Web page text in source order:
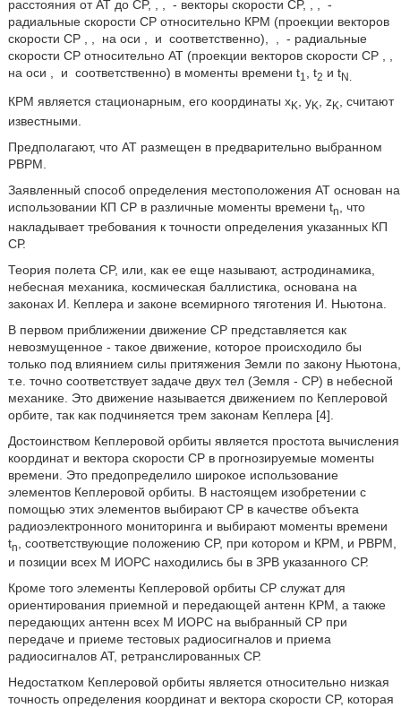
расстояния от AT до CP, , , - векторы скорости CP, , , -
радиальные скорости CP относительно КРМ (проекции векторов
скорости CP , , на оси , и соответственно), , - радиальные
скорости CP относительно AT (проекции векторов скорости CP , ,
на оси , и соответственно) в моменты времени t1 , t2 и tN.
КРМ является стационарным, его координаты xK , yK , zK
, считают
известными.
Предполагают, что AT размещен в предварительно выбранном
РВРМ.
Заявленный способ определения местоположения AT основан на
использовании КП CP в различные моменты времени tn
, что
накладывает требования к точности определения указанных КП
СР.
Теория полета CP, или, как ее еще называют, астродинамика,
небесная механика, космическая баллистика, основана на
законах И. Кеплера и законе всемирного тяготения И. Ньютона.
В первом приближении движение CP представляется как
невозмущенное - такое движение, которое происходило бы
только под влиянием силы притяжения Земли по закону Ньютона,
т.е. точно соответствует задаче двух тел (Земля - CP) в небесной
механике. Это движение называется движением по Кеплеровой
орбите, так как подчиняется трем законам Кеплера [4].
Достоинством Кеплеровой орбиты является простота вычисления
координат и вектора скорости CP в прогнозируемые моменты
времени. Это предопределило широкое использование
элементов Кеплеровой орбиты. В настоящем изобретении с
помощью этих элементов выбирают CP в качестве объекта
радиоэлектронного мониторинга и выбирают моменты времени
tn
, соответствующие положению CP, при котором и КРМ, и РВРМ,
и позиции всех М ИОРС находились бы в ЗРВ указанного СР.
Кроме того элементы Кеплеровой орбиты CP служат для
ориентирования приемной и передающей антенн КРМ, а также
передающих антенн всех М ИОРС на выбранный CP при
передаче и приеме тестовых радиосигналов и приема
радиосигналов AT, ретранслированных СР.
Недостатком Кеплеровой орбиты является относительно низкая
точность определения координат и вектора скорости CP, которая